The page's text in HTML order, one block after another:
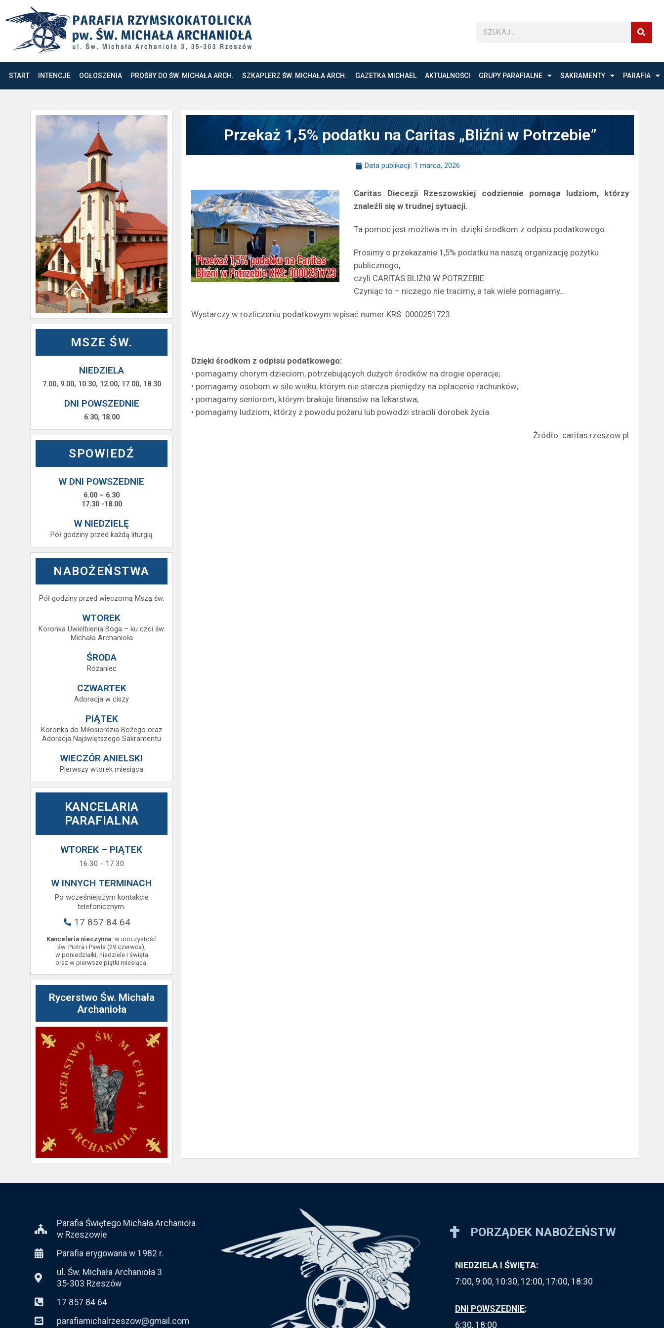
START INTENCJE OGŁOSZENIA PROŚBY DO ŚW. MICHAŁA ARCH. SZKAPLERZ ŚW. MICHAŁA ARCH. GAZETKA MICHAEL AKTUALNOŚCI GRUPY PARAFIALNE SAKRAMENTY PARAFIA
MSZE ŚW.
NIEDZIELA
7.00, 9.00, 10.30, 12.00, 17.00, 18.30
DNI POWSZEDNIE
6.30, 18.00
SPOWIEDŹ
W DNI POWSZEDNIE
6.00 – 6.30
17.30 -18.00
W NIEDZIELĘ
Pół godziny przed każdą liturgią
NABOŻEŃSTWA
Pół godziny przed wieczorną Mszą św.
WTOREK
Koronka Uwielbienia Boga – ku czci św.
Michała Archanioła
ŚRODA
Różaniec
CZWARTEK
Adoracja w ciszy
PIĄTEK
Koronka do Miłosierdzia Bożego oraz
Adoracja Najświętszego Sakramentu
WIECZÓR ANIELSKI
Pierwszy wtorek miesiąca
KANCELARIA
PARAFIALNA
WTOREK – PIĄTEK
16.30 - 17.30
W INNYCH TERMINACH
Po wcześniejszym kontakcie
telefonicznym.
17 857 84 64
Kancelaria nieczynna: w uroczystość
św. Piotra i Pawła (29 czerwca),
w poniedziałki, niedziele i święta
oraz w pierwsze piątki miesiąca.
Rycerstwo Św. Michała
Archanioła
Przekaż 1,5% podatku na Caritas „Bliźni w Potrzebie”
Data publikacji: 1 marca, 2026
Caritas Diecezji Rzeszowskiej codziennie pomaga ludziom, którzy
znaleźli się w trudnej sytuacji.
Ta pomoc jest możliwa m.in. dzięki środkom z odpisu podatkowego.
Prosimy o przekazanie 1,5% podatku na naszą organizację pożytku
publicznego,
czyli CARITAS BLIŹNI W POTRZEBIE.
Czyniąc to – niczego nie tracimy, a tak wiele pomagamy…
Wystarczy w rozliczeniu podatkowym wpisać numer KRS: 0000251723.
Dzięki środkom z odpisu podatkowego:
• pomagamy chorym dzieciom, potrzebujących dużych środków na drogie operacje;
• pomagamy osobom w sile wieku, którym nie starcza pieniędzy na opłacenie rachunków;
• pomagamy seniorom, którym brakuje finansów na lekarstwa;
• pomagamy ludziom, którzy z powodu pożaru lub powodzi stracili dorobek życia.
Źródło: caritas.rzeszow.pl
Parafia Świętego Michała Archanioła
w Rzeszowie
Parafia erygowana w 1982 r.
ul. Św. Michała Archanioła 3
35-303 Rzeszów
17 857 84 64
parafiamichalrzeszow@gmail.com
PORZĄDEK NABOŻEŃSTW
NIEDZIELA I ŚWIĘTA:
7:00, 9:00, 10:30, 12:00, 17:00, 18:30
DNI POWSZEDNIE:
6:30, 18:00